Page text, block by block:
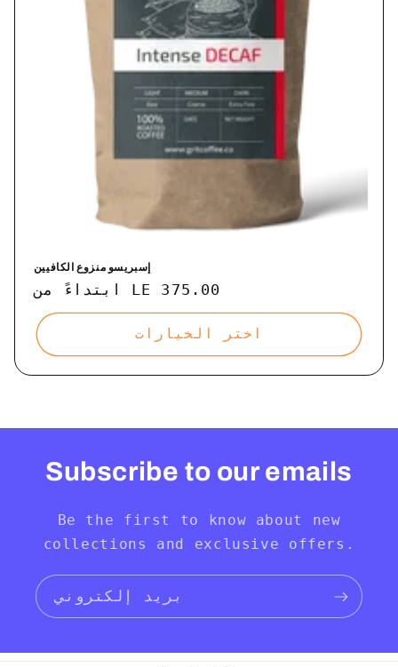
إسبريسو منزوع الكافيين
السعر
العادي
ابتداءً من LE 375.00
اختر الخيارات
Subscribe to our emails
Be the first to know about new
collections and exclusive offers.
بريد إلكتروني